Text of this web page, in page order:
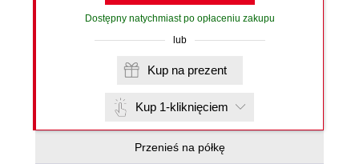
Dostępny natychmiast po opłaceniu zakupu
lub
Kup na prezent
Kup 1-kliknięciem
Przenieś na półkę